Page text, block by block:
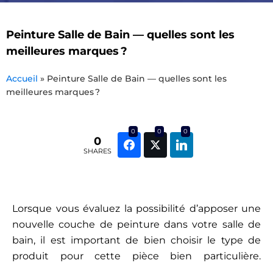
Peinture Salle de Bain — quelles sont les
meilleures marques ?
Accueil » Peinture Salle de Bain — quelles sont les
meilleures marques ?
0
SHARES
0 0 0
Lorsque vous évaluez la possibilité d’apposer une
nouvelle couche de peinture dans votre salle de
bain, il est important de bien choisir le type de
produit pour cette pièce bien particulière.